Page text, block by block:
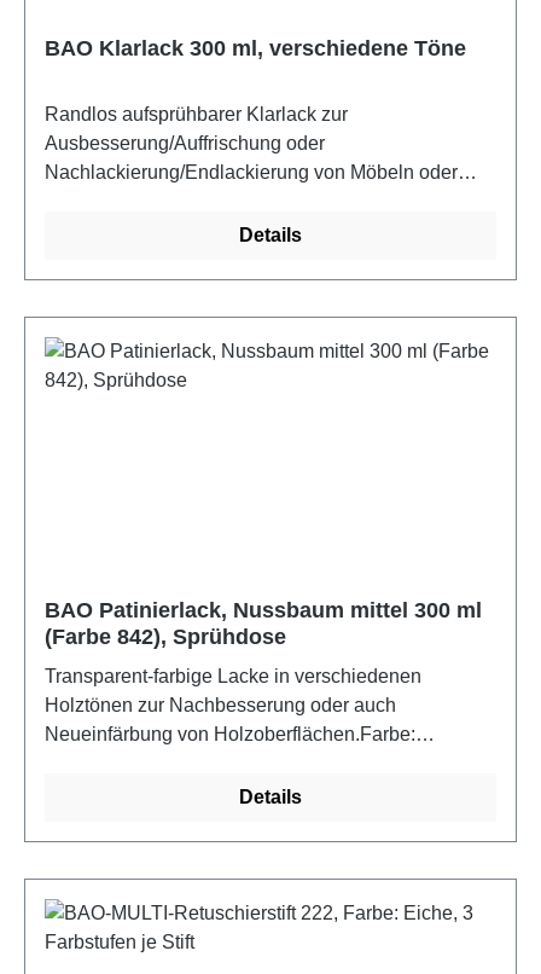
BAO Klarlack 300 ml, verschiedene Töne
Randlos aufsprühbarer Klarlack zur
Ausbesserung/Auffrischung oder
Nachlackierung/Endlackierung von Möbeln oder
klar und hält normalen Beanspruchungen stand.
ausgezeichneter Griffigkeit.Farbe: klar-matt
Details
BAO Patinierlack, Nussbaum mittel 300 ml
(Farbe 842), Sprühdose
Transparent-farbige Lacke in verschiedenen
Holztönen zur Nachbesserung oder auch
Neueinfärbung von Holzoberflächen.Farbe:
Details